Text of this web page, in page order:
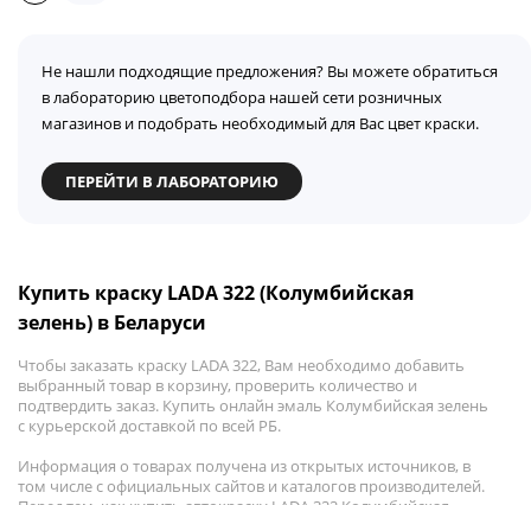
Не нашли подходящие предложения? Вы можете обратиться
в лабораторию цветоподбора нашей сети розничных
магазинов и подобрать необходимый для Вас цвет краски.
ПЕРЕЙТИ В ЛАБОРАТОРИЮ
Купить краску LADA 322 (Колумбийская
зелень) в Беларуси
Чтобы заказать краску LADA 322, Вам необходимо добавить
выбранный товар в корзину, проверить количество и
подтвердить заказ. Купить онлайн эмаль Колумбийская зелень
с курьерской доставкой по всей РБ.
Информация о товарах получена из открытых источников, в
том числе с официальных сайтов и каталогов производителей.